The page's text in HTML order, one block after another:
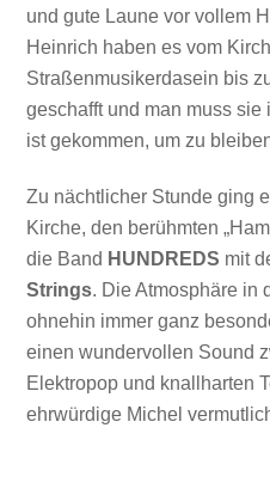
und gute Laune vor vollem
Heinrich haben es vom
Straßenmusikerdasein bis
geschafft und man muss
ist gekommen, um zu
Zu nächtlicher Stunde ging
Kirche, den berühmten
die Band HUNDREDS mit
Strings. Die Atmosphäre in
ohnehin immer ganz
einen wundervollen Sound
Elektropop und knallharten
ehrwürdige Michel